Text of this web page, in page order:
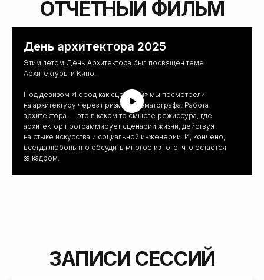
День архитектора 2025
Этим летом День Архитектора был посвящен теме
Архитектуры и Кино.
Под девизом «Город как сценарий» мы посмотрели
на архитектуру через призму кинематографа. Работа
архитектора — это в каком то смысле режиссура, где
архитектор программирует сценарии жизни, действуя
на стыке искусства и социальной инженерии. И, кончено,
всегда любопытно обсудить многое из того, что остается
за кадром.
ЗАПИСИ СЕССИЙ